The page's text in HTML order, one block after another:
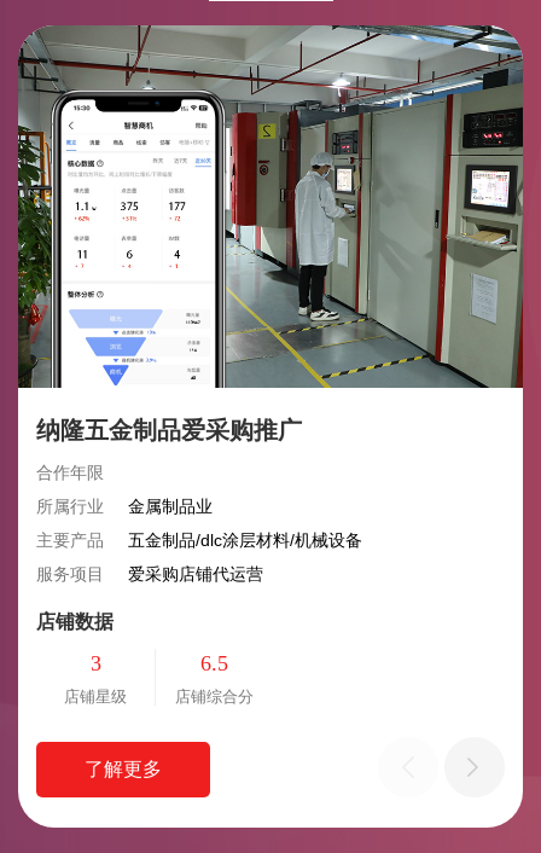
纳隆五金制品爱采购推广
合作年限
所属行业
金属制品业
主要产品
五金制品/dlc涂层材料/机械设备
服务项目
爱采购店铺代运营
店铺数据
3
店铺星级
6.5
店铺综合分
了解更多